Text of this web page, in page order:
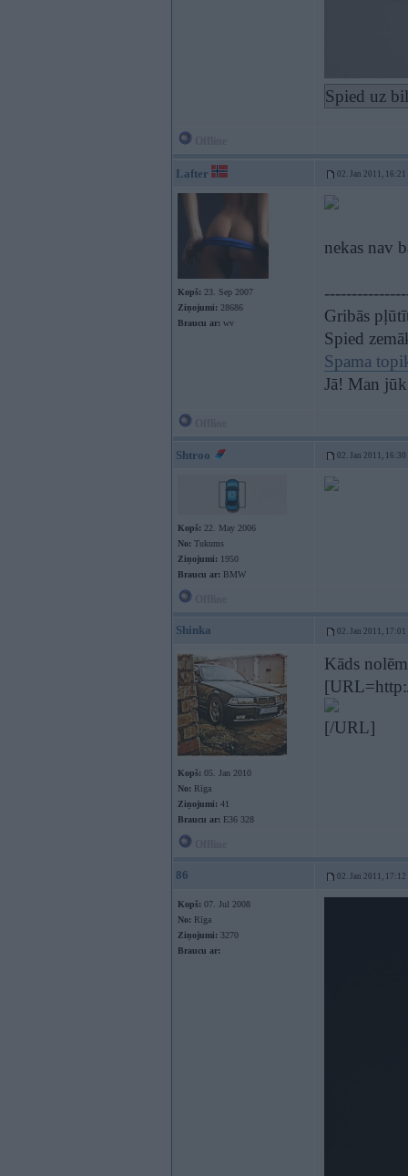
Spied uz
Lafter 02. Jan 2011, 16:21
Kopš: 23. Sep 2007
Ziņojumi: 28686
Braucu ar: wv
nekas nav
Gribās
Spied
Spama
Jā! Man
Shtroo 02. Jan 2011, 16:30
Kopš: 22. May 2006
No: Tukums
Ziņojumi: 1950
Braucu ar: BMW
Shinka 02. Jan 2011, 17:01
Kopš: 05. Jan 2010
No: Rīga
Ziņojumi: 41
Braucu ar: E36 328
Kāds
[/URL]
86 02. Jan 2011, 17:12
Kopš: 07. Jul 2008
No: Rīga
Ziņojumi: 3270
Braucu ar: